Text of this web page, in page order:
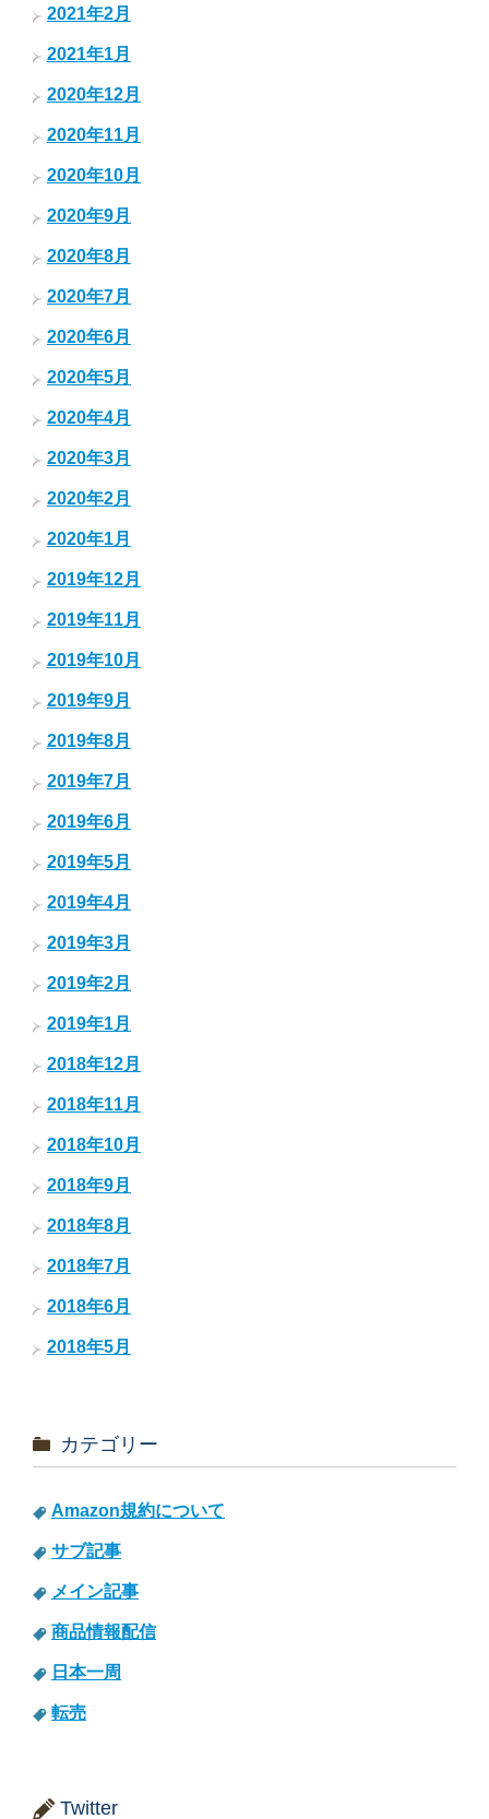
2021年2月
2021年1月
2020年12月
2020年11月
2020年10月
2020年9月
2020年8月
2020年7月
2020年6月
2020年5月
2020年4月
2020年3月
2020年2月
2020年1月
2019年12月
2019年11月
2019年10月
2019年9月
2019年8月
2019年7月
2019年6月
2019年5月
2019年4月
2019年3月
2019年2月
2019年1月
2018年12月
2018年11月
2018年10月
2018年9月
2018年8月
2018年7月
2018年6月
2018年5月
カテゴリー
Amazon規約について
サブ記事
メイン記事
商品情報配信
日本一周
転売
Twitter